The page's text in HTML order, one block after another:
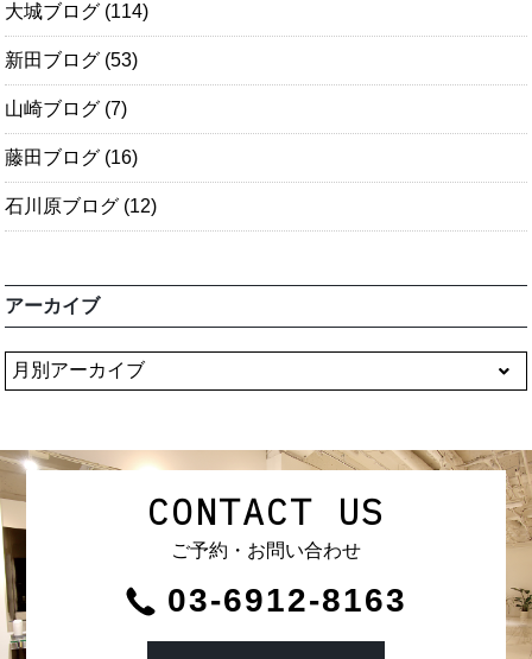
大城ブログ (114)
新田ブログ (53)
山崎ブログ (7)
藤田ブログ (16)
石川原ブログ (12)
アーカイブ
CONTACT US
ご予約・お問い合わせ
03-6912-8163